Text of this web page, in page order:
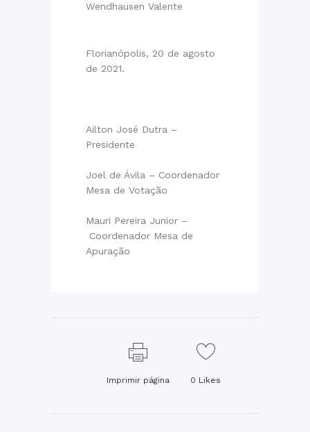
Wendhausen Valente
Florianópolis, 20 de agosto
de 2021.
Ailton José Dutra –
Presidente
Joel de Ávila – Coordenador
Mesa de Votação
Mauri Pereira Junior –
Coordenador Mesa de
Apuração
Imprimir página 0 Likes